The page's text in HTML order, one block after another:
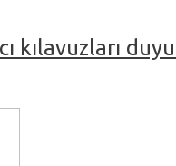
kılavuzları